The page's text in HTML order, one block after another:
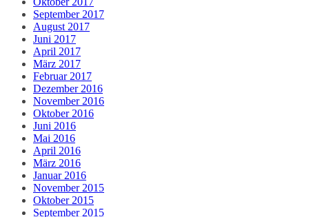
September 2017
August 2017
Juni 2017
April 2017
März 2017
Februar 2017
Dezember 2016
November 2016
Oktober 2016
Juni 2016
Mai 2016
April 2016
März 2016
Januar 2016
November 2015
Oktober 2015
September 2015